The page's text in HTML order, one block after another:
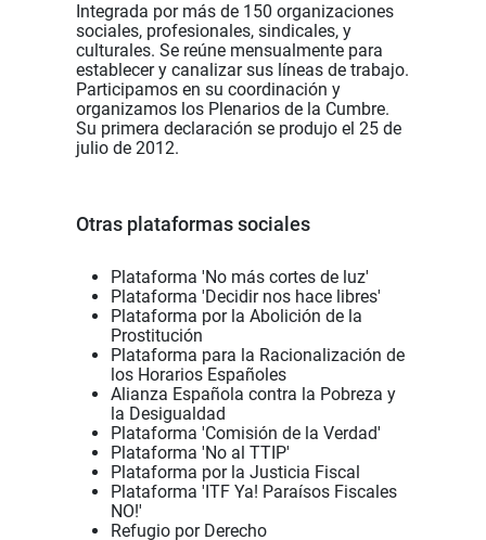
Integrada por más de 150 organizaciones
sociales, profesionales, sindicales, y
culturales. Se reúne mensualmente para
establecer y canalizar sus líneas de trabajo.
Participamos en su coordinación y
organizamos los Plenarios de la Cumbre.
Su primera declaración se produjo el 25 de
julio de 2012.
Otras plataformas sociales
Plataforma 'No más cortes de luz'
Plataforma 'Decidir nos hace libres'
Plataforma por la Abolición de la
Prostitución
Plataforma para la Racionalización de
los Horarios Españoles
Alianza Española contra la Pobreza y
la Desigualdad
Plataforma 'Comisión de la Verdad'
Plataforma 'No al TTIP'
Plataforma por la Justicia Fiscal
Plataforma 'ITF Ya! Paraísos Fiscales
NO!'
Refugio por Derecho